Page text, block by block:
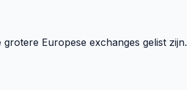
Europese exchanges gelist zijn.